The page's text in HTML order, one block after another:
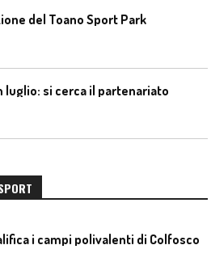
del Toano Sport Park
luglio: si cerca il partenariato
i campi polivalenti di Colfosco